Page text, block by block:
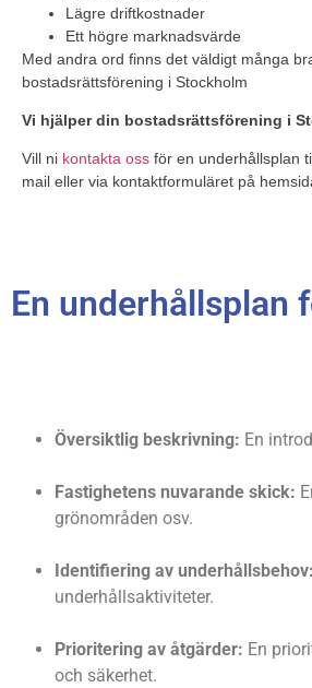
Lägre driftkostnader
Ett högre marknadsvärde
Med andra ord finns det väldigt många
bostadsrättsförening i Stockholm
Vi hjälper din bostadsrättsförening i
Vill ni kontakta oss för en underhållsplan
mail eller via kontaktformuläret på
En underhållsplan
Översiktlig beskrivning: En
Fastighetens nuvarande skick:
grönområden osv.
Identifiering av underhållsbehov:
underhållsaktiviteter.
Prioritering av åtgärder: En
och säkerhet.